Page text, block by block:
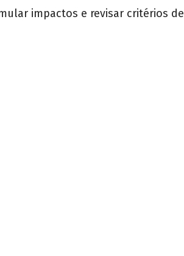
impactos e revisar critérios de